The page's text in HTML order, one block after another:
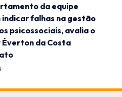
da equipe
indicar falhas na gestão
psicossociais, avalia o
da Costa